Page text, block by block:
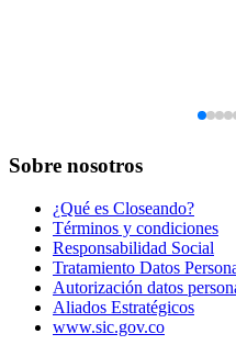
Sobre nosotros
¿Qué es Closeando?
Términos y condiciones
Responsabilidad Social
Tratamiento Datos
Autorización datos
Aliados Estratégicos
www.sic.gov.co